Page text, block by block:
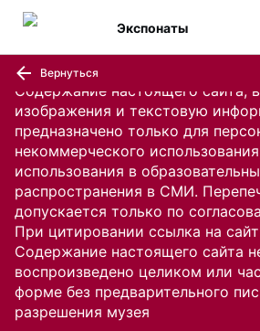
Содержание настоящего сайта,
изображения и текстовую
предназначено только для
некоммерческого
использования в
распространения в СМИ.
допускается только по
При цитировании ссылка на сайт
Содержание настоящего сайта
воспроизведено целиком или
форме без предварительного
разрешения музея
Экспонаты
Вернуться